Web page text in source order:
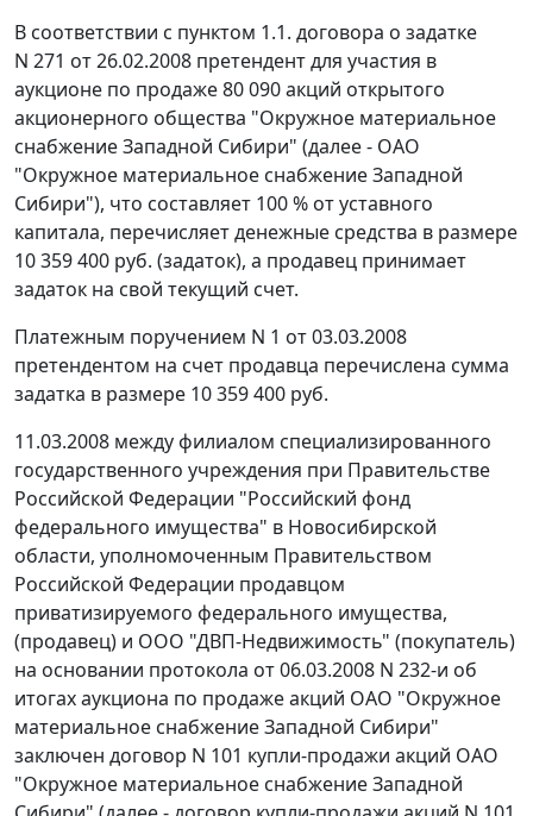
В соответствии с пунктом 1.1. договора о задатке
N 271 от 26.02.2008 претендент для участия в
аукционе по продаже 80 090 акций открытого
акционерного общества "Окружное материальное
снабжение Западной Сибири" (далее - ОАО
"Окружное материальное снабжение Западной
Сибири"), что составляет 100 % от уставного
капитала, перечисляет денежные средства в размере
10 359 400 руб. (задаток), а продавец принимает
задаток на свой текущий счет.
Платежным поручением N 1 от 03.03.2008
претендентом на счет продавца перечислена сумма
задатка в размере 10 359 400 руб.
11.03.2008 между филиалом специализированного
государственного учреждения при Правительстве
Российской Федерации "Российский фонд
федерального имущества" в Новосибирской
области, уполномоченным Правительством
Российской Федерации продавцом
приватизируемого федерального имущества,
(продавец) и ООО "ДВП-Недвижимость" (покупатель)
на основании протокола от 06.03.2008 N 232-и об
итогах аукциона по продаже акций ОАО "Окружное
материальное снабжение Западной Сибири"
заключен договор N 101 купли-продажи акций ОАО
"Окружное материальное снабжение Западной